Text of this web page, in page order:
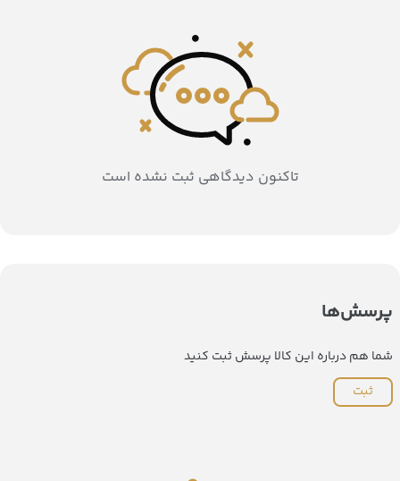
تاکنون دیدگاهی ثبت نشده است
پرسش‌ها
شما هم درباره این کالا پرسش ثبت کنید
ثبت